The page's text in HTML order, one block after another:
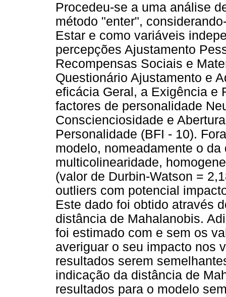
Procedeu-se a uma análise
método "enter",
Estar e como variáveis
percepções Ajustamento
Recompensas Sociais e
Questionário Ajustamento e
eficácia Geral, a Exigência e
factores de personalidade
Conscienciosidade e
Personalidade (BFI - 10).
modelo, nomeadamente o
multicolinearidade,
(valor de Durbin-Watson =
outliers com potencial
Este dado foi obtido através
distância de Mahalanobis.
foi estimado com e sem os
averiguar o seu impacto nos
resultados serem
indicação da distância de
resultados para o modelo